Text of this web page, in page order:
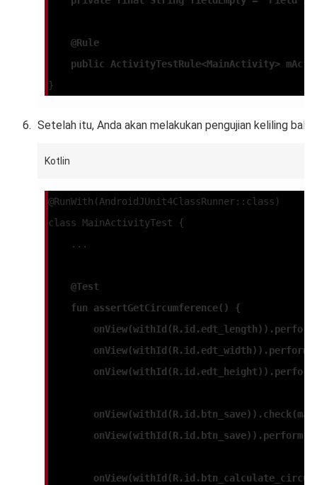
    @Rule
public ActivityTestRule<MainActivity>
}
Setelah itu, Anda akan melakukan pengujian keliling
Kotlin
@RunWith(AndroidJUnit4ClassRunner::class)
class MainActivityTest {
    ...
@Test
    fun
assertGetCircumference() {